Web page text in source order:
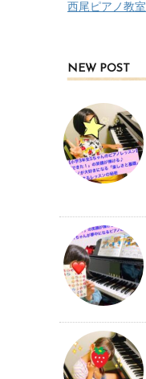
西尾ピアノ教
NEW POST